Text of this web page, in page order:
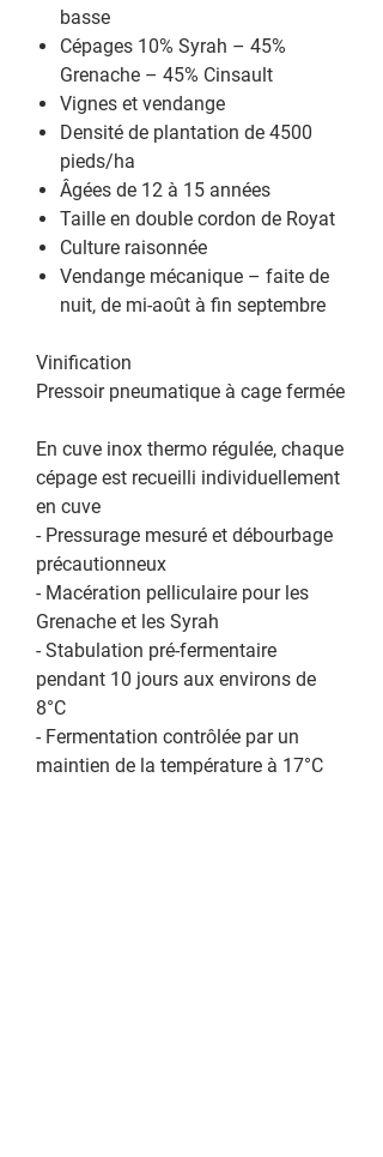
basse
Cépages 10% Syrah – 45%
Grenache – 45% Cinsault
Vignes et vendange
Densité de plantation de 4500
pieds/ha
Âgées de 12 à 15 années
Taille en double cordon de Royat
Culture raisonnée
Vendange mécanique – faite de
nuit, de mi-août à fin septembre
Vinification
Pressoir pneumatique à cage fermée
En cuve inox thermo régulée, chaque
cépage est recueilli individuellement
en cuve
- Pressurage mesuré et débourbage
précautionneux
- Macération pelliculaire pour les
Grenache et les Syrah
- Stabulation pré-fermentaire
pendant 10 jours aux environs de
8°C
- Fermentation contrôlée par un
maintien de la température à 17°C